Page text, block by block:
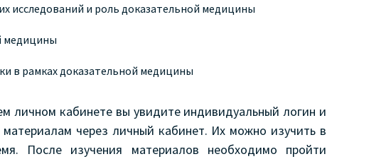
исследований и роль доказательной медицины
медицины
в рамках доказательной медицины
личном кабинете вы увидите индивидуальный логин и
через личный кабинет. Их можно изучить в
После изучения материалов необходимо пройти